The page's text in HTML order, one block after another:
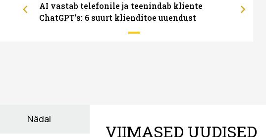
AI vastab telefonile ja teenindab kliente
ChatGPT’s: 6 suurt klienditoe uuendust
Nädal
VIIMASED UUDISED